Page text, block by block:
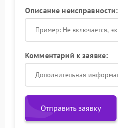
Описание неисправности:
Комментарий к заявке:
Отправить заявку